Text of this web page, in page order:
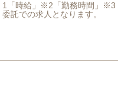
1「時給」※2「勤務時間」※3
委託での求人となります。